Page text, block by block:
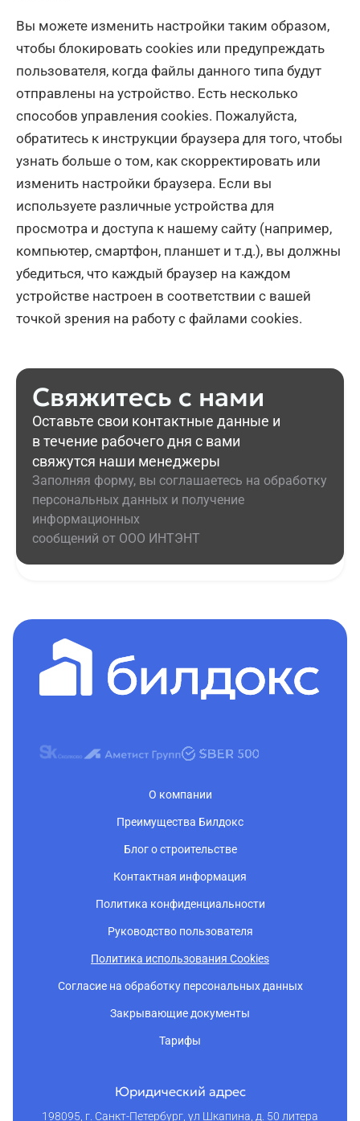
Вы можете изменить настройки таким образом,
чтобы блокировать cookies или предупреждать
пользователя, когда файлы данного типа будут
отправлены на устройство. Есть несколько
способов управления сookies. Пожалуйста,
обратитесь к инструкции браузера для того, чтобы
узнать больше о том, как скорректировать или
изменить настройки браузера. Если вы
используете различные устройства для
просмотра и доступа к нашему сайту (например,
компьютер, смартфон, планшет и т.д.), вы должны
убедиться, что каждый браузер на каждом
устройстве настроен в соответствии с вашей
точкой зрения на работу с файлами сookies.
Свяжитесь с нами
Оставьте свои контактные данные и
в течение рабочего дня с вами
свяжутся наши менеджеры
Заполняя форму, вы соглашаетесь на обработку
персональных данных и получение
информационных
сообщений от ООО ИНТЭНТ
О компании
Преимущества Билдокс
Блог о строительстве
Контактная информация
Политика конфиденциальности
Руководство пользователя
Политика использования Cookies
Согласие на обработку персональных данных
Закрывающие документы
Тарифы
Юридический адрес
198095, г. Санкт-Петербург, ул Шкапина, д. 50 литера